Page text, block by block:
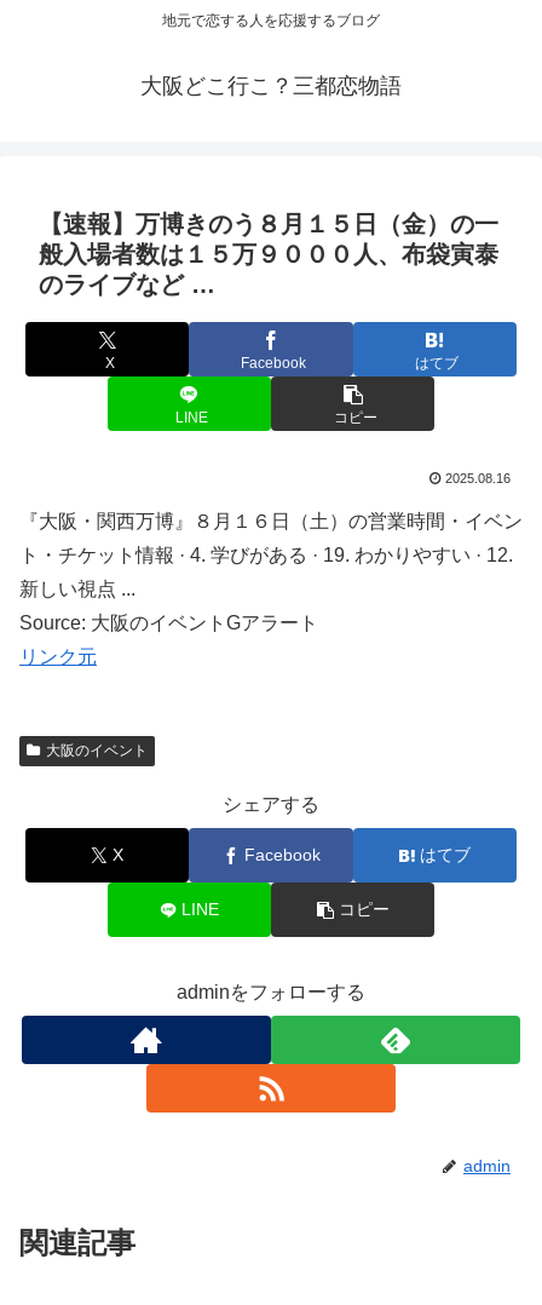
地元で恋する人を応援するブログ
大阪どこ行こ？三都恋物語
【速報】万博きのう８月１５日（金）の一
般入場者数は１５万９０００人、布袋寅泰
のライブなど …
X Facebook はてブ
LINE コピー
2025.08.16
『大阪・関西万博』８月１６日（土）の営業時間・イベン
ト・チケット情報 · 4. 学びがある · 19. わかりやすい · 12.
新しい視点 ...
Source: 大阪のイベントGアラート
リンク元
大阪のイベント
シェアする
X Facebook はてブ
LINE コピー
adminをフォローする
admin
関連記事